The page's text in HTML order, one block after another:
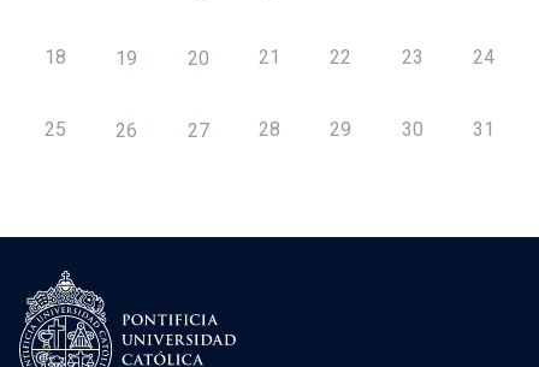
18 19 20 21 22 23 24
25 26 27 28 29 30 31